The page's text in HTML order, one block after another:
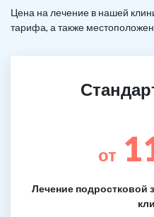
Цена на лечение в нашей
тарифа, а также
от
Лечение подростковой